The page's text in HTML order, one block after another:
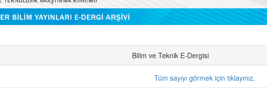
Bilim ve Teknik E-Dergisi
Tüm sayıyı görmek için tıklayınız.